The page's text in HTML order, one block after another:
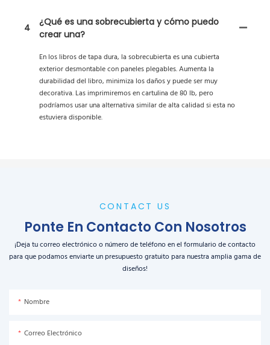
4
¿Qué es una sobrecubierta y cómo puedo
crear una?
En los libros de tapa dura, la sobrecubierta es una cubierta
exterior desmontable con paneles plegables. Aumenta la
durabilidad del libro, minimiza los daños y puede ser muy
decorativa. Las imprimiremos en cartulina de 80 lb, pero
podríamos usar una alternativa similar de alta calidad si esta no
estuviera disponible.
CONTACT US
Ponte En Contacto Con Nosotros
¡Deja tu correo electrónico o número de teléfono en el formulario de contacto
para que podamos enviarte un presupuesto gratuito para nuestra amplia gama de
diseños!
Nombre
Correo Electrónico